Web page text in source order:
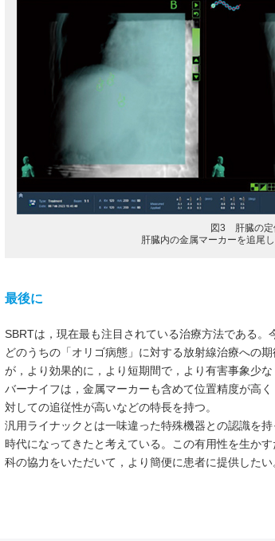
図3 肝臓の定
肝臓内の金属マーカーを追尾
最後に
SBRTは，現在最も注目されている治療方法である
どのうちの「オリゴ病態」に対する放射線治療への
が，より効果的に，より短期間で，より有害事象少
バーナイフは，金属マーカーも含めて位置精度が高
対しての追従性が高いなどの特長を持つ。
汎用ライナックとは一味違った特殊機器との認識を
時代になってきたと考えている。この有用性を生か
科の協力をいただいて，より簡便に患者に提供したい